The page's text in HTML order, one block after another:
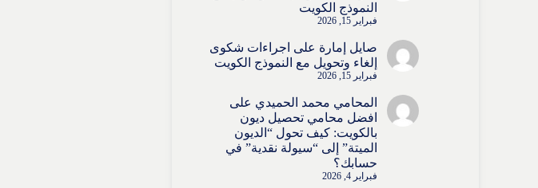
النموذج الكويت
فبراير 15, 2026
صايل إمارة على اجراءات شكوى
إلغاء وتحويل مع النموذج الكويت
فبراير 15, 2026
المحامي محمد الحميدي على
افضل محامي تحصيل ديون
بالكويت: كيف تحول “الديون
الميتة” إلى “سيولة نقدية” في
حسابك؟
فبراير 4, 2026